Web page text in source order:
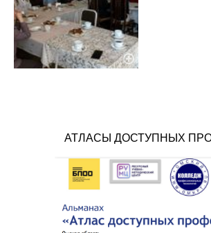
АТЛАСЫ ДОСТУПНЫХ